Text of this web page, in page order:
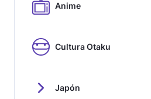
Anime
Cultura Otaku
Japón